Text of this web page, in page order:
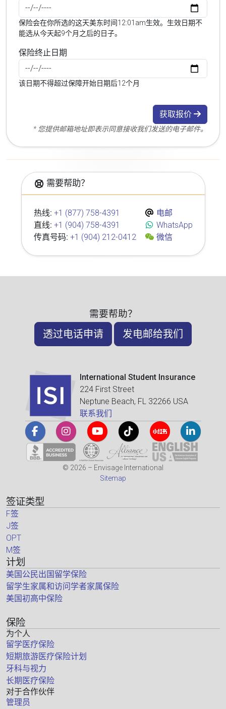
保险会在你所选的这天美东时间12:01am生效。生效日期不
能选从今天起9个月之后的日子。
保险终止日期
该日期不得超过保障开始日期后12个月
获取报价
* 您提供邮箱地址即表示同意接收我们发送的电子邮件。
需要帮助？
热线: +1 (877) 758-4391
直线: +1 (904) 758-4391
传真号码: +1 (904) 212-0412
电邮
WhatsApp
微信
需要帮助？
透过电话申请 发电邮给我们
International Student Insurance
224 First Street
Neptune Beach, FL 32266 USA
联系我们
© 2026 – Envisage International
Sitemap
签证类型
F签
J签
OPT
M签
计划
美国公民出国留学保险
留学生家属和访问学者家属保险
美国初高中保险
保险
为个人
留学医疗保险
短期旅游医疗保险计划
牙科与视力
长期医疗保险
对于合作伙伴
管理员